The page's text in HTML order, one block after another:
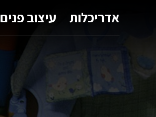
אדריכלות עיצוב פנים